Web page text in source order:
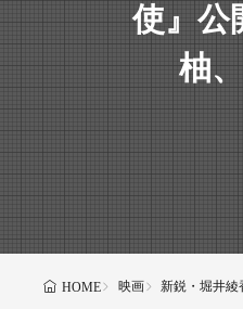
使』公
柚
HOME 映画 新鋭・堀井